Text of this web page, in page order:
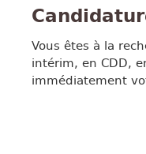
Vous êtes à la
intérim, en CDD,
immédiatement